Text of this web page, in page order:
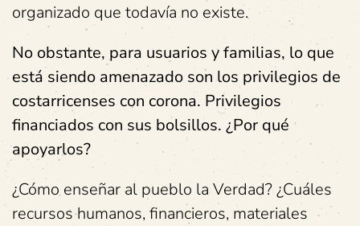
organizado que todavía no existe.
No obstante, para usuarios y familias, lo que
está siendo amenazado son los privilegios de
costarricenses con corona. Privilegios
financiados con sus bolsillos. ¿Por qué
apoyarlos?
¿Cómo enseñar al pueblo la Verdad? ¿Cuáles
recursos humanos, financieros, materiales